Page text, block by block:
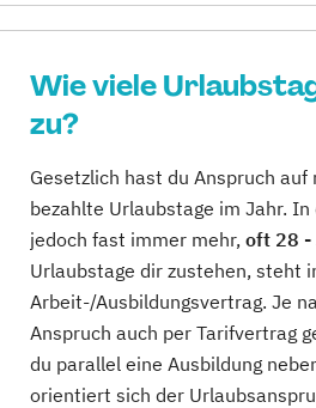
Wie viele
zu?
Gesetzlich hast du Anspruch
bezahlte Urlaubstage im Jahr.
jedoch fast immer mehr, oft 28 -
Urlaubstage dir zustehen, steht
Arbeit-/Ausbildungsvertrag. Je
Anspruch auch per Tarifvertrag
du parallel eine Ausbildung
orientiert sich der